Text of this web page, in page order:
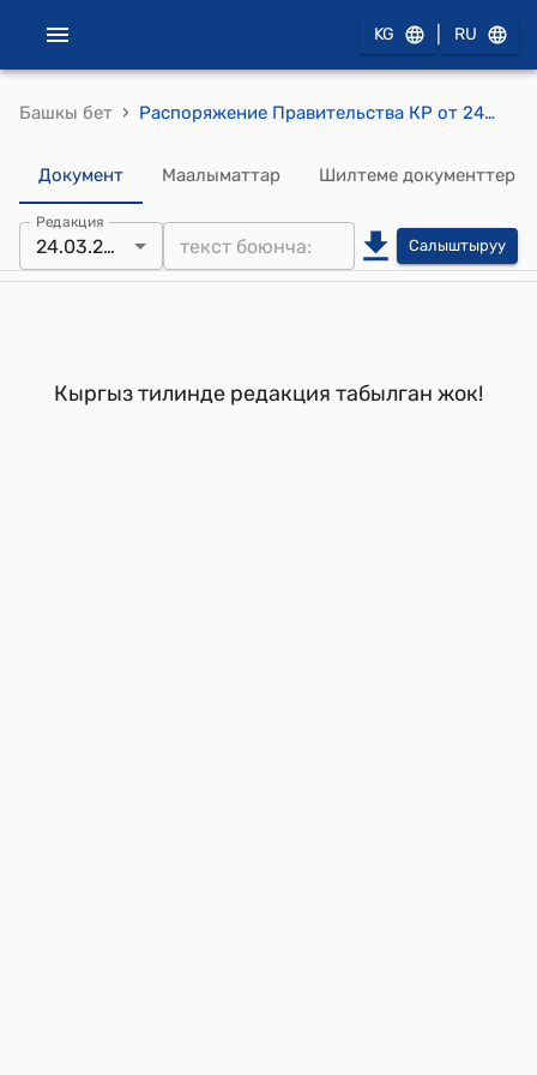
KG RU
Башкы бет › Распоряжение Правительства КР от 24 марта 2000 года №101-р (О проектах соглашений между Правительством КР и Детским Фондом ООН о предоставлении услуг и Правительством КР и ЮНИСЕФ по проекту Вакцинной Независимости в Кыргызстане)
Документ Маалыматтар Шилтеме документтер
Редакция
24.03.2000 Салыштыруу
Кыргыз тилинде редакция табылган жок!